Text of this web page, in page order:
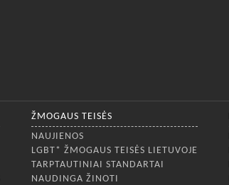
ŽMOGAUS TEISĖS
NAUJIENOS
LGBT* ŽMOGAUS TEISĖS LIETUVOJE
TARPTAUTINIAI STANDARTAI
NAUDINGA ŽINOTI